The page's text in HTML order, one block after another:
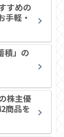
すめの
手軽・
積」の
株主優
商品を